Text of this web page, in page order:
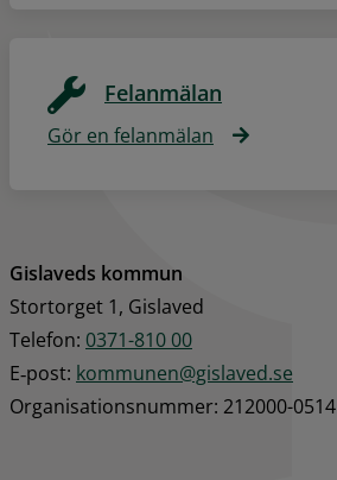
Felanmälan
Gör en felanmälan
Gislaveds kommun
Stortorget 1, Gislaved
Telefon: 0371-810 00
E‑post: kommunen@gislaved.se
Organisationsnummer: 212000-0514